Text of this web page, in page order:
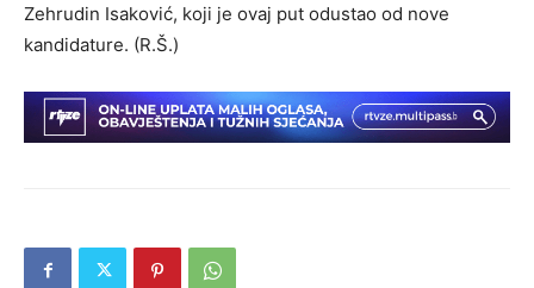
Zehrudin Isaković, koji je ovaj put odustao od nove
kandidature. (R.Š.)